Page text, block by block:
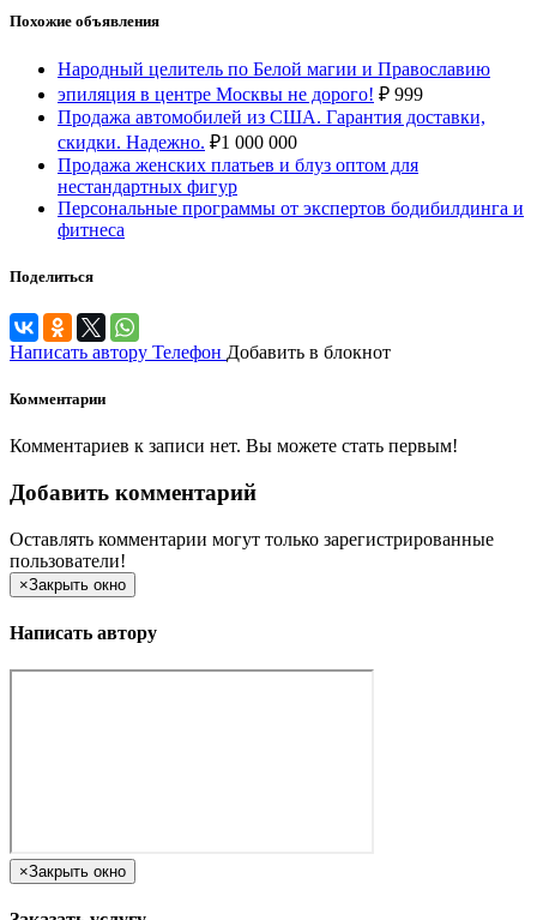
Похожие объявления
Народный целитель по Белой магии и Православию
эпиляция в центре Москвы не дорого! ₽ 999
Продажа автомобилей из США. Гарантия доставки,
скидки. Надежно. ₽1 000 000
Продажа женских платьев и блуз оптом для
нестандартных фигур
Персональные программы от экспертов бодибилдинга и
фитнеса
Поделиться
Написать автору Телефон Добавить в блокнот
Комментарии
Комментариев к записи нет. Вы можете стать первым!
Добавить комментарий
Оставлять комментарии могут только зарегистрированные
пользователи!
×Закрыть окно
Написать автору
×Закрыть окно